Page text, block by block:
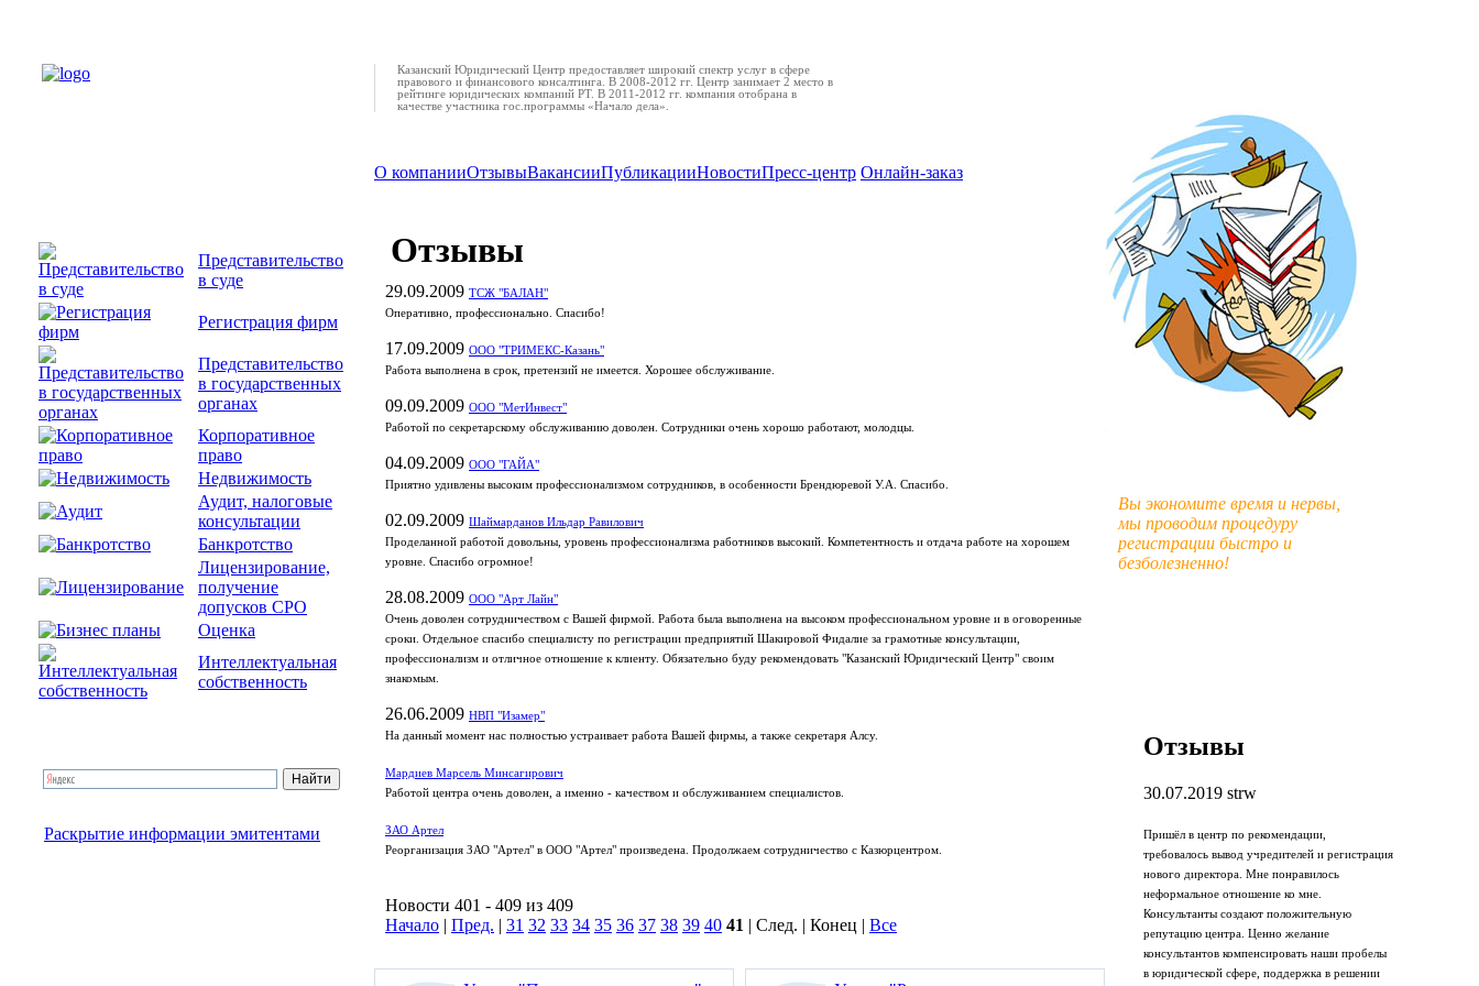
Представительство
в суде
Регистрация фирм
Представительство
в государственных
органах
Корпоративное
право
Недвижимость
Аудит, налоговые
консультации
Банкротство
Лицензирование,
получение
допусков СРО
Оценка
Интеллектуальная
собственность
Раскрытие информации эмитентами
Казанский Юридический Центр предоставляет широкий спектр услуг в сфере
правового и финансового консалтинга. В 2008-2012 гг. Центр занимает 2 место в
рейтинге юридических компаний РТ. В 2011-2012 гг. компания отобрана в
качестве участника гос.программы «Начало дела».
О компанииОтзывыВакансииПубликацииНовостиПресс-центр Онлайн-заказ
Отзывы
29.09.2009 ТСЖ "БАЛАН"
Оперативно, профессионально. Спасибо!
17.09.2009 ООО "ТРИМЕКС-Казань"
Работа выполнена в срок, претензий не имеется. Хорошее обслуживание.
09.09.2009 ООО "МетИнвест"
Работой по секретарскому обслуживанию доволен. Сотрудники очень хорошо работают, молодцы.
04.09.2009 ООО "ГАЙА"
Приятно удивлены высоким профессионализмом сотрудников, в особенности Брендюревой У.А. Спасибо.
02.09.2009 Шаймарданов Ильдар Равилович
Проделанной работой довольны, уровень профессионализма работников высокий. Компетентность и отдача работе на хорошем
уровне. Спасибо огромное!
28.08.2009 ООО "Арт Лайн"
Очень доволен сотрудничеством с Вашей фирмой. Работа была выполнена на высоком профессиональном уровне и в оговоренные
сроки. Отдельное спасибо специалисту по регистрации предприятий Шакировой Фидалие за грамотные консультации,
профессионализм и отличное отношение к клиенту. Обязательно буду рекомендовать "Казанский Юридический Центр" своим
знакомым.
26.06.2009 НВП "Изамер"
На данный момент нас полностью устраивает работа Вашей фирмы, а также секретаря Алсу.
Мардиев Марсель Минсагирович
Работой центра очень доволен, а именно - качеством и обслуживанием специалистов.
ЗАО Артел
Реорганизация ЗАО "Артел" в ООО "Артел" произведена. Продолжаем сотрудничество с Казюрцентром.
Новости 401 - 409 из 409
Начало | Пред. | 31 32 33 34 35 36 37 38 39 40 41 | След. | Конец | Все
Вы экономите время и нервы,
мы проводим процедуру
регистрации быстро и
безболезненно!
Отзывы
30.07.2019 strw
Пришёл в центр по рекомендации,
требовалось вывод учредителей и регистрация
нового директора. Мне понравилось
неформальное отношение ко мне.
Консультанты создают положительную
репутацию центра. Ценно желание
консультантов компенсировать наши пробелы
в юридической сфере, поддержка в решении